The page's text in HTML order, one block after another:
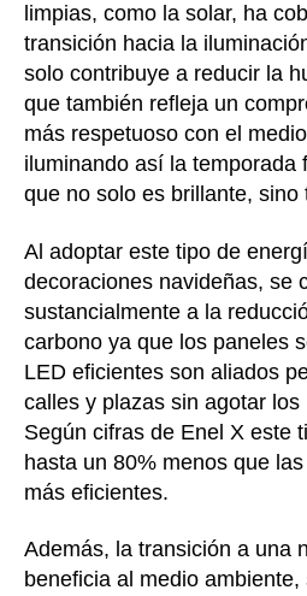
limpias, como la solar, ha
transición hacia la
solo contribuye a reducir la
que también refleja un
más respetuoso con el
iluminando así la temporada
que no solo es brillante, sino
Al adoptar este tipo de
decoraciones navideñas, se
sustancialmente a la
carbono ya que los paneles
LED eficientes son aliados
calles y plazas sin agotar
Según cifras de Enel X este
hasta un 80% menos que
más eficientes.
Además, la transición a una
beneficia al medio